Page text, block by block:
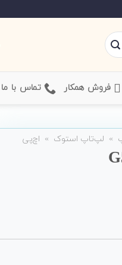
فروش همکار تماس با ما
» لپ‌تاپ استوک » اچ‌پی